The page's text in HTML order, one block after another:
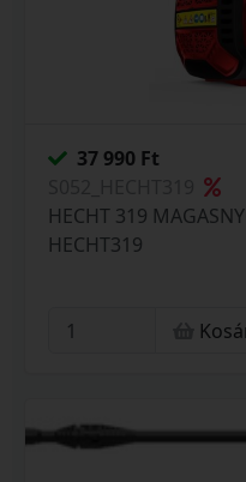
37 990 Ft
HECHT 319
HECHT319